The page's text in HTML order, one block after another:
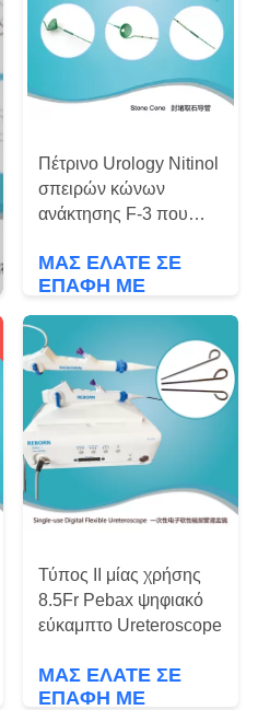
Πέτρινο Urology Nitinol
σπειρών κώνων
ανάκτησης F-3 που
των πετρών
ΜΑΣ ΕΛΆΤΕ ΣΕ
ΕΠΑΦΉ ΜΕ
Τύπος ΙΙ μίας χρήσης
8.5Fr Pebax ψηφιακό
εύκαμπτο Ureteroscope
ΜΑΣ ΕΛΆΤΕ ΣΕ
ΕΠΑΦΉ ΜΕ